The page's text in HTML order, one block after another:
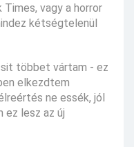
vagy a horror
kétségtelenül
többet vártam - ez
elkezdtem
ne essék, jól
ez lesz az új